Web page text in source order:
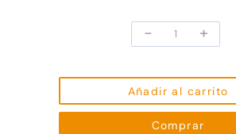
-
Morbi
tempusd
+
Añadir al carrito
Comprar